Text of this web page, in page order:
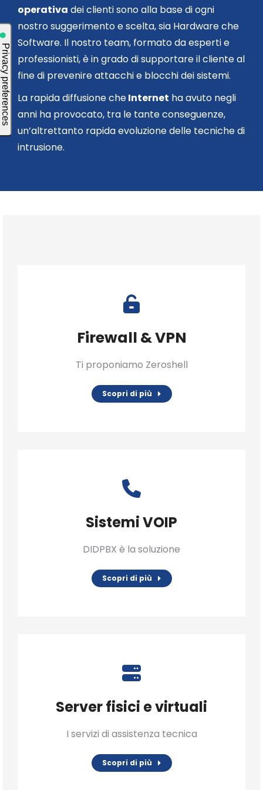
operativa dei clienti sono alla base di ogni
nostro suggerimento e scelta, sia Hardware che
Software. Il nostro team, formato da esperti e
professionisti, è in grado di supportare il cliente al
fine di prevenire attacchi e blocchi dei sistemi.
La rapida diffusione cheInternet ha avuto negli
anni ha provocato, tra le tante conseguenze,
un’altrettanto rapida evoluzione delle tecniche di
intrusione.
Firewall & VPN
Ti proponiamo Zeroshell
Scopri di più
Sistemi VOIP
DIDPBX è la soluzione
Scopri di più
Server fisici e virtuali
I servizi di assistenza tecnica
Scopri di più